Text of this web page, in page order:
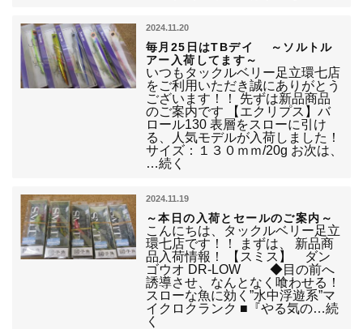
2024.11.20
毎月25日はTBデイ ～ソルトル
アー入荷してます～
いつもタックルベリー足立環七店
をご利用いただき誠にありがとう
ございます！！ 先ずは新品商品
のご案内です 【エクリプス】バ
ロール130 表層をスローに引け
る、人気モデルが入荷しました！
サイズ：１３０ｍｍ/20g お次は、
…続く
2024.11.19
～本日の入荷とセールのご案内～
こんにちは、タックルベリー足立
環七店です！！ まずは、 新品商
品入荷情報！ 【スミス】 ダン
ゴウオ DR-LOW ◆目の前へ
誘導させ、なんとなく喰わせる！
スローな魚に効く”水中浮遊系”マ
イクロクランク ■『やる気の…続
く